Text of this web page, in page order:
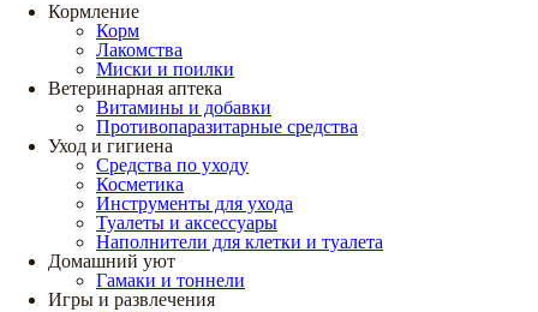
Кормление
Корм
Лакомства
Миски и поилки
Ветеринарная аптека
Витамины и добавки
Противопаразитарные средства
Уход и гигиена
Средства по уходу
Косметика
Инструменты для ухода
Туалеты и аксессуары
Наполнители для клетки и туалета
Домашний уют
Гамаки и тоннели
Игры и развлечения